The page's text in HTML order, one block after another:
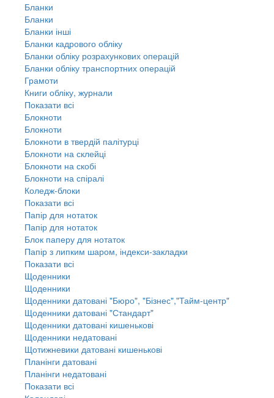
Бланки
Бланки
Бланки інші
Бланки кадрового обліку
Бланки обліку розрахункових операцій
Бланки обліку транспортних операцій
Грамоти
Книги обліку, журнали
Показати всі
Блокноти
Блокноти
Блокноти в твердій палітурці
Блокноти на склейці
Блокноти на скобі
Блокноти на спіралі
Коледж-блоки
Показати всі
Папір для нотаток
Папір для нотаток
Блок паперу для нотаток
Папір з липким шаром, індекси-закладки
Показати всі
Щоденники
Щоденники
Щоденники датовані "Бюро", "Бізнес","Тайм-центр"
Щоденники датовані "Стандарт"
Щоденники датовані кишенькові
Щоденники недатовані
Щотижневики датовані кишенькові
Планінги датовані
Планінги недатовані
Показати всі